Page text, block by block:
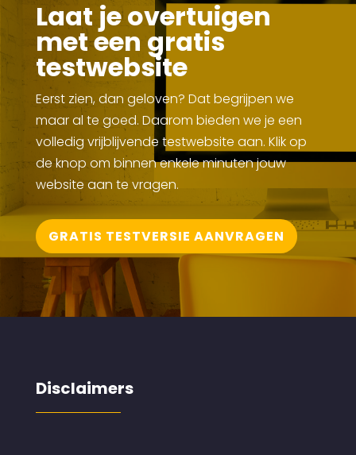
Laat je overtuigen
met een gratis
testwebsite
Eerst zien, dan geloven? Dat begrijpen we
maar al te goed. Daarom bieden we je een
volledig vrijblijvende testwebsite aan. Klik op
de knop om binnen enkele minuten jouw
website aan te vragen.
GRATIS TESTVERSIE AANVRAGEN
Disclaimers